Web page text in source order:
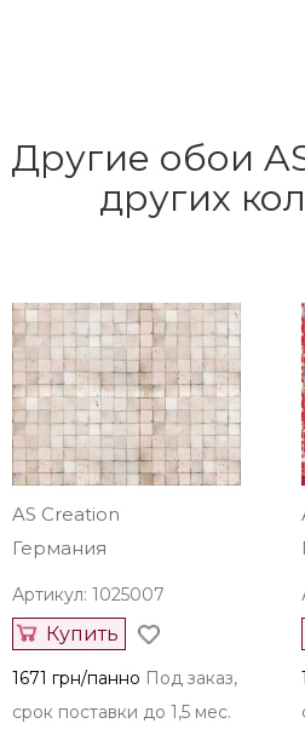
Другие обои
других
AS Creation
Германия
Артикул: 1025007
Купить
1671 грн/панно Под заказ,
срок поставки до 1,5 мес.